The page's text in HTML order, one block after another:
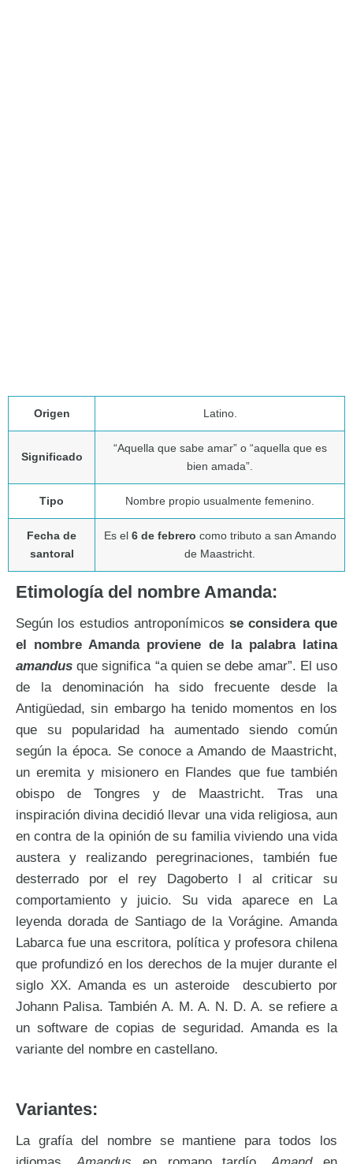
Origen Latino.
Significado
“Aquella que sabe amar” o “aquella que es
bien amada”.
Tipo Nombre propio usualmente femenino.
Fecha de
santoral
Es el 6 de febrero como tributo a san Amando
de Maastricht.
Etimología del nombre Amanda:
Según los estudios antroponímicos se considera que
el nombre Amanda proviene de la palabra latina
amandus que significa “a quien se debe amar”. El uso
de la denominación ha sido frecuente desde la
Antigüedad, sin embargo ha tenido momentos en los
que su popularidad ha aumentado siendo común
según la época. Se conoce a Amando de Maastricht,
un eremita y misionero en Flandes que fue también
obispo de Tongres y de Maastricht. Tras una
inspiración divina decidió llevar una vida religiosa, aun
en contra de la opinión de su familia viviendo una vida
austera y realizando peregrinaciones, también fue
desterrado por el rey Dagoberto I al criticar su
comportamiento y juicio. Su vida aparece en La
leyenda dorada de Santiago de la Vorágine. Amanda
Labarca fue una escritora, política y profesora chilena
que profundizó en los derechos de la mujer durante el
siglo XX. Amanda es un asteroide descubierto por
Johann Palisa. También A. M. A. N. D. A. se refiere a
un software de copias de seguridad. Amanda es la
variante del nombre en castellano.
Variantes:
La grafía del nombre se mantiene para todos los